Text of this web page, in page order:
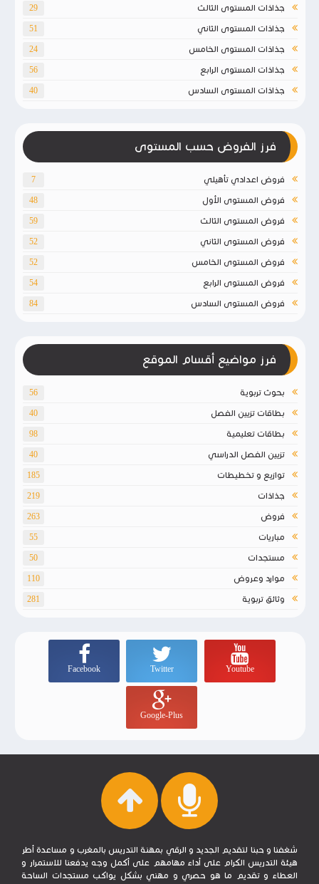
جذاذات المستوى الثالث 29
جذاذات المستوى الثاني 51
جذاذات المستوى الخامس 24
جذاذات المستوى الرابع 56
جذاذات المستوى السادس 40
فرز الفروض حسب المستوى
فروض اعدادي تأهيلي 7
فروض المستوى الأول 48
فروض المستوى الثالث 59
فروض المستوى الثاني 52
فروض المستوى الخامس 52
فروض المستوى الرابع 54
فروض المستوى السادس 84
فرز مواضيع أقسام الموقع
بحوث تربوية 56
بطاقات تزيين الفصل 40
بطاقات تعليمية 98
تزيين الفصل الدراسي 40
توازيع و تخطيطات 185
جذاذات 219
فروض 263
مباريات 55
مستجدات 50
موارد وعروض 110
وثائق تربوية 281
Youtube
Twitter
Facebook
Google-Plus
شغفنا و حبنا لتقديم الجديد و الرقي بمهنة التدريس بالمغرب و مساعدة أطر
هيئة التدريس الكرام على أداء مهامهم على أكمل وجه يدفعنا للاستمرار و
العطاء و تقديم ما هو حصري و مهني بشكل يواكب مستجدات الساحة